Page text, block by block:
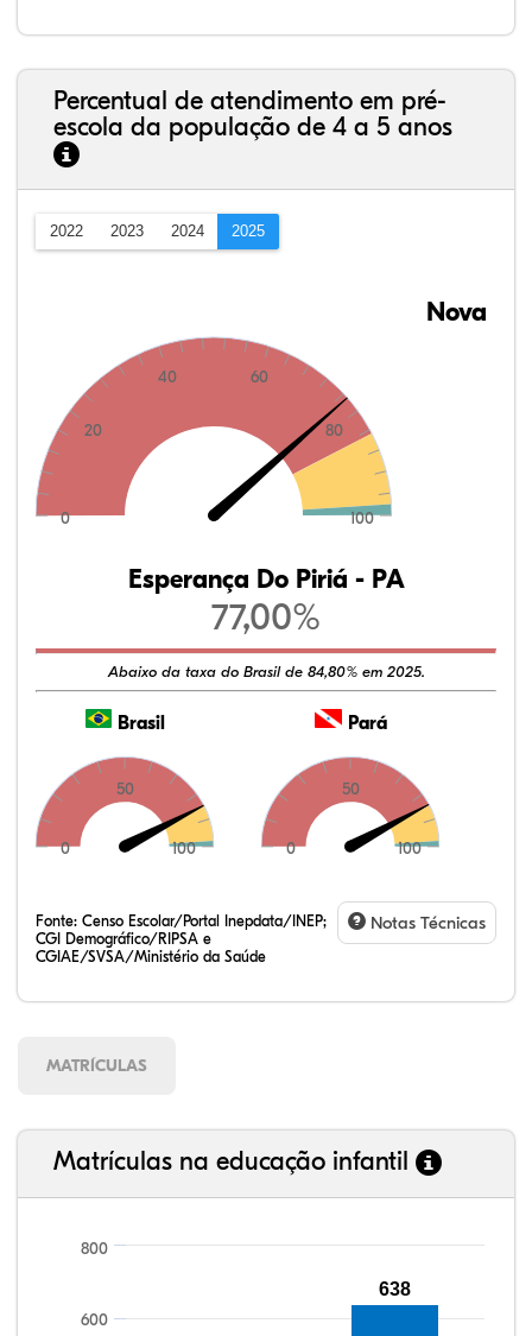
Percentual de atendimento em pré-
escola da população de 4 a 5 anos
2022 2023 2024 2025
0
20
40 60
80
100
Nova
Esperança Do Piriá - PA
77,00%
Abaixo da taxa do Brasil de 84,80% em 2025.
Brasil
0
50
100
Pará
0
50
100
Fonte: Censo Escolar/Portal Inepdata/INEP;
CGI Demográfico/RIPSA e
CGIAE/SVSA/Ministério da Saúde
Notas Técnicas
MATRÍCULAS
Matrículas na educação infantil
600
800
638